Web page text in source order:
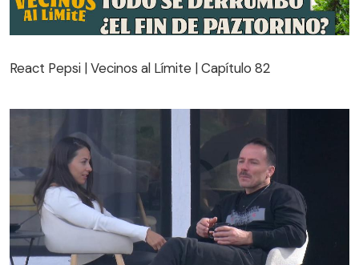
React Pepsi | Vecinos al Límite | Capítulo 82